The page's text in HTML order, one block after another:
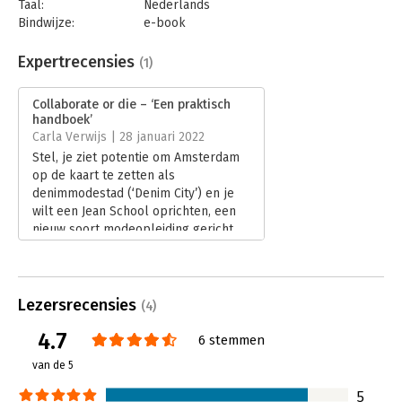
Taal:
Nederlands
Bindwijze:
e-book
Bestandsformaat:
epub
Uitgever:
Van Duuren Management
Druk:
Verschijningsdatum:
10-2-2022
Hoofdrubriek: Verandermanagement
Expertrecensies (1)
Collaborate or die – ‘Een praktisch
handboek’
Carla Verwijs | 28 januari 2022
Stel, je ziet potentie om Amsterdam
op de kaart te zetten als
denimmodestad (‘Denim City’) en je
wilt een Jean School oprichten, een
nieuw soort modeopleiding gericht
Lezersrecensies (4)
4.7
van de 5
6 stemmen
5